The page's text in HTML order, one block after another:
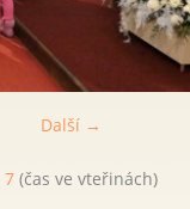
Další →
7 (čas ve vteřinách)